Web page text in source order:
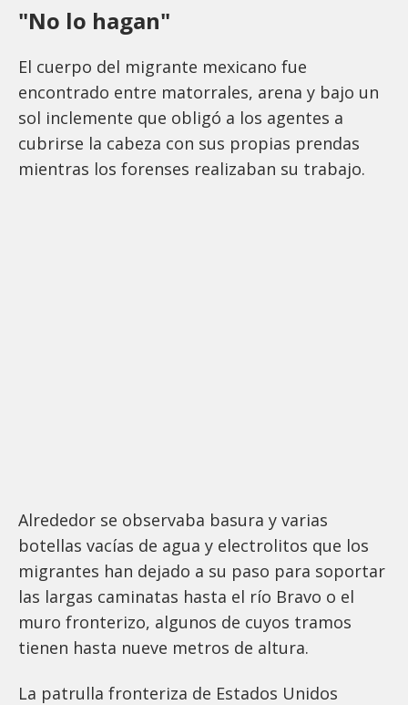
"No lo hagan"
El cuerpo del migrante mexicano fue
encontrado entre matorrales, arena y bajo un
sol inclemente que obligó a los agentes a
cubrirse la cabeza con sus propias prendas
mientras los forenses realizaban su trabajo.
Alrededor se observaba basura y varias
botellas vacías de agua y electrolitos que los
migrantes han dejado a su paso para soportar
las largas caminatas hasta el río Bravo o el
muro fronterizo, algunos de cuyos tramos
tienen hasta nueve metros de altura.
La patrulla fronteriza de Estados Unidos